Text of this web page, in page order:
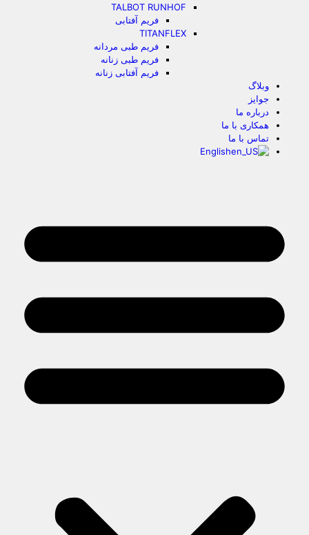
TALBOT RUNHOF
فریم آفتابی
TITANFLEX
فریم طبی مردانه
فریم طبی زنانه
فریم آفتابی زنانه
وبلاگ
جوایز
درباره ما
همکاری با ما
تماس با ما
English